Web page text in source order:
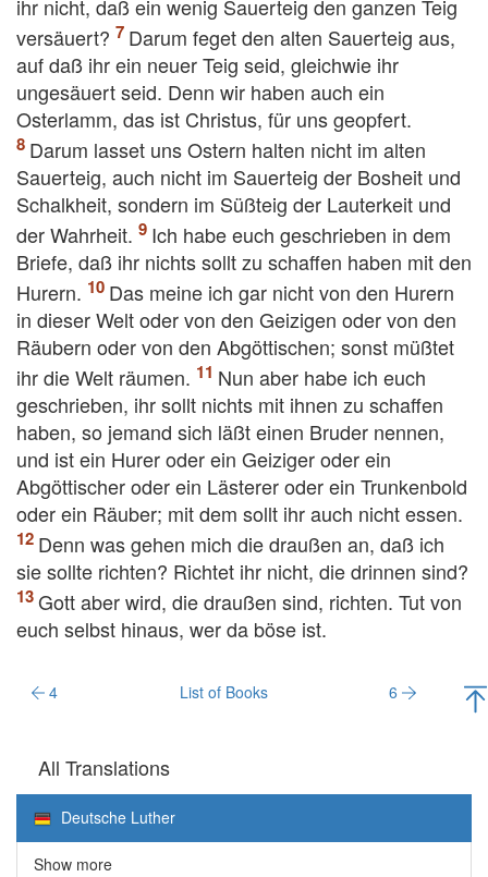
ihr nicht, daß ein wenig Sauerteig den ganzen Teig
versäuert?
Darum feget den alten Sauerteig aus,
auf daß ihr ein neuer Teig seid, gleichwie ihr
ungesäuert seid. Denn wir haben auch ein
Osterlamm, das ist Christus, für uns geopfert.
Darum lasset uns Ostern halten nicht im alten
Sauerteig, auch nicht im Sauerteig der Bosheit und
Schalkheit, sondern im Süßteig der Lauterkeit und
der Wahrheit.
Ich habe euch geschrieben in dem
Briefe, daß ihr nichts sollt zu schaffen haben mit den
Hurern.
Das meine ich gar nicht von den Hurern
in dieser Welt oder von den Geizigen oder von den
Räubern oder von den Abgöttischen; sonst müßtet
ihr die Welt räumen.
Nun aber habe ich euch
geschrieben, ihr sollt nichts mit ihnen zu schaffen
haben, so jemand sich läßt einen Bruder nennen,
und ist ein Hurer oder ein Geiziger oder ein
Abgöttischer oder ein Lästerer oder ein Trunkenbold
oder ein Räuber; mit dem sollt ihr auch nicht essen.
Denn was gehen mich die draußen an, daß ich
sie sollte richten? Richtet ihr nicht, die drinnen sind?
Gott aber wird, die draußen sind, richten. Tut von
euch selbst hinaus, wer da böse ist.
4 List of Books 6
All Translations
Deutsche Luther
Show more